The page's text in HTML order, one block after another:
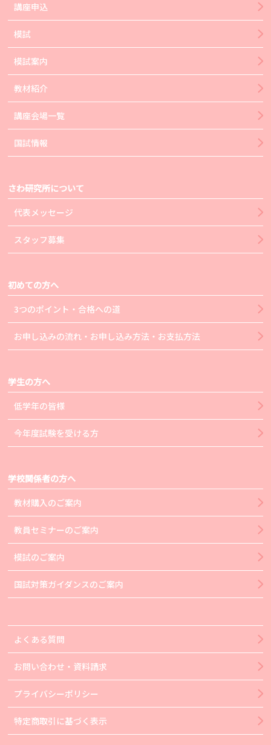
講座申込
模試
模試案内
教材紹介
講座会場一覧
国試情報
さわ研究所について
代表メッセージ
スタッフ募集
初めての方へ
3つのポイント・合格への道
お申し込みの流れ・お申し込み方法・お支払方法
学生の方へ
低学年の皆様
今年度試験を受ける方
学校関係者の方へ
教材購入のご案内
教員セミナーのご案内
模試のご案内
国試対策ガイダンスのご案内
よくある質問
お問い合わせ・資料請求
プライバシーポリシー
特定商取引に基づく表示